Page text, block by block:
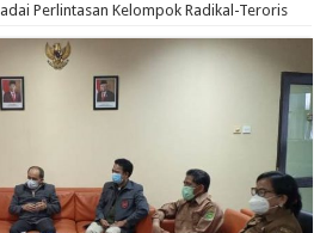
Perlintasan Kelompok Radikal-Teroris